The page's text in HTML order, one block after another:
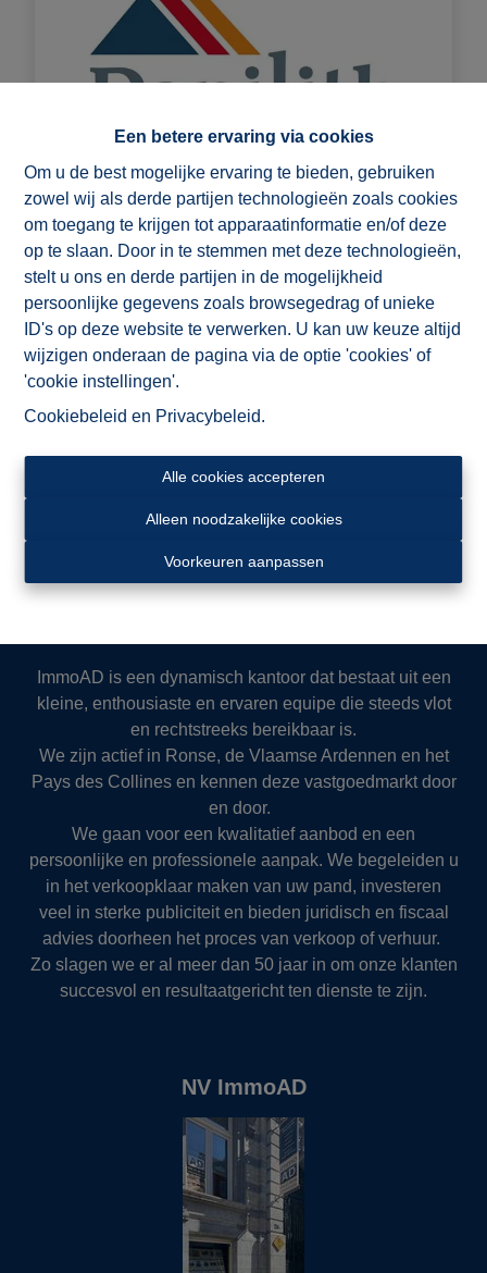
Een betere ervaring via cookies
Om u de best mogelijke ervaring te bieden, gebruiken
zowel wij als derde partijen technologieën zoals cookies
om toegang te krijgen tot apparaatinformatie en/of deze
op te slaan. Door in te stemmen met deze technologieën,
stelt u ons en derde partijen in de mogelijkheid
persoonlijke gegevens zoals browsegedrag of unieke
ID's op deze website te verwerken. U kan uw keuze altijd
wijzigen onderaan de pagina via de optie 'cookies' of
'cookie instellingen'.
Cookiebeleid en Privacybeleid.
Alle cookies accepteren
Alleen noodzakelijke cookies
Voorkeuren aanpassen
Nieuwbouw Danilith
ImmoAD is tevens de partner voor uw
bouwproject. Wij werken daarvoor samen met de
familiale bouwonderneming Danilith-Delmulle die
al 100 jaar woningen en appartementen bouwt,
uniek bouwsysteem, met traditionele materialen
ImmoAD is een dynamisch kantoor dat bestaat uit een
kleine, enthousiaste en ervaren equipe die steeds vlot
en rechtstreeks bereikbaar is.
We zijn actief in Ronse, de Vlaamse Ardennen en het
Pays des Collines en kennen deze vastgoedmarkt door
en door.
We gaan voor een kwalitatief aanbod en een
persoonlijke en professionele aanpak. We begeleiden u
in het verkoopklaar maken van uw pand, investeren
veel in sterke publiciteit en bieden juridisch en fiscaal
advies doorheen het proces van verkoop of verhuur.
Zo slagen we er al meer dan 50 jaar in om onze klanten
succesvol en resultaatgericht ten dienste te zijn.
NV ImmoAD